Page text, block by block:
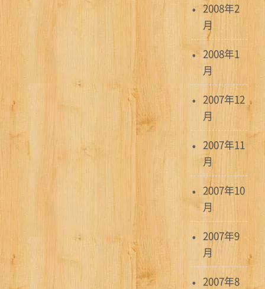
2008年2
月
2008年1
月
2007年12
月
2007年11
月
2007年10
月
2007年9
月
2007年8